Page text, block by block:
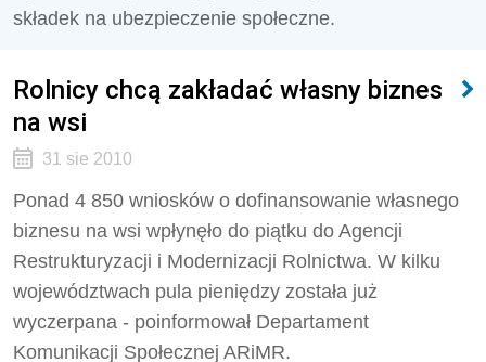
składek na ubezpieczenie społeczne.
Rolnicy chcą zakładać własny biznes
na wsi
31 sie 2010
Ponad 4 850 wniosków o dofinansowanie własnego
biznesu na wsi wpłynęło do piątku do Agencji
Restrukturyzacji i Modernizacji Rolnictwa. W kilku
województwach pula pieniędzy została już
wyczerpana - poinformował Departament
Komunikacji Społecznej ARiMR.